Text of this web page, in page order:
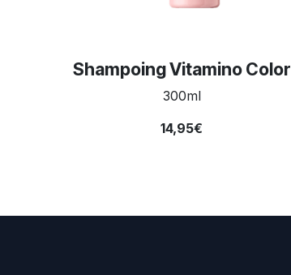
Shampoing Vitamino Color
300ml
14,95€